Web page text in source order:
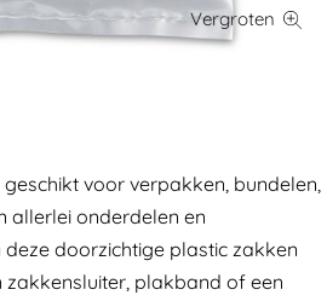
voor verpakken, bundelen,
allerlei onderdelen en
doorzichtige plastic zakken
plakband of een